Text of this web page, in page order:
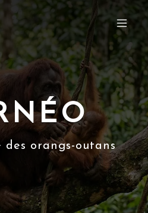
orangs-outans